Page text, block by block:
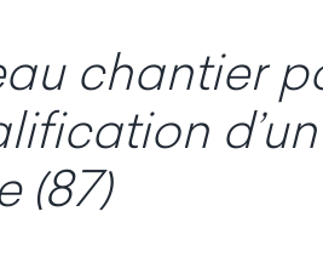
chantier
(87)